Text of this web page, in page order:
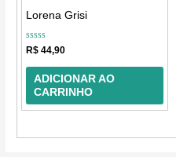
Lorena Grisi
Avaliação
de
R$ 44,90
ADICIONAR AO
CARRINHO